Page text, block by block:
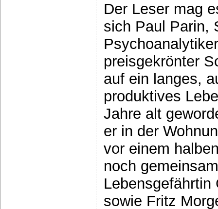
Der Leser mag
sich Paul Parin,
preisgekrönter
auf ein langes,
produktives
Jahre alt
er in der
vor einem
noch
Lebensgefährtin
sowie Fritz